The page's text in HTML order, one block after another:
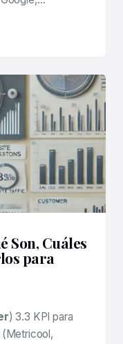
Son, Cuáles
para
) 3.3 KPI para
(Metricool,